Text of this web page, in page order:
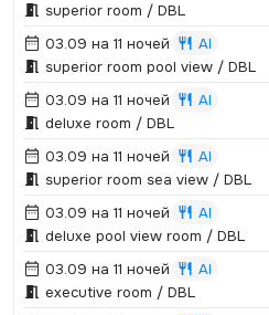
superior room / DBL
03.09 на 11 ночей
AI
superior room pool view / DBL
03.09 на 11 ночей
AI
deluxe room / DBL
03.09 на 11 ночей
AI
superior room sea view / DBL
03.09 на 11 ночей
AI
deluxe pool view room / DBL
03.09 на 11 ночей
AI
executive room / DBL